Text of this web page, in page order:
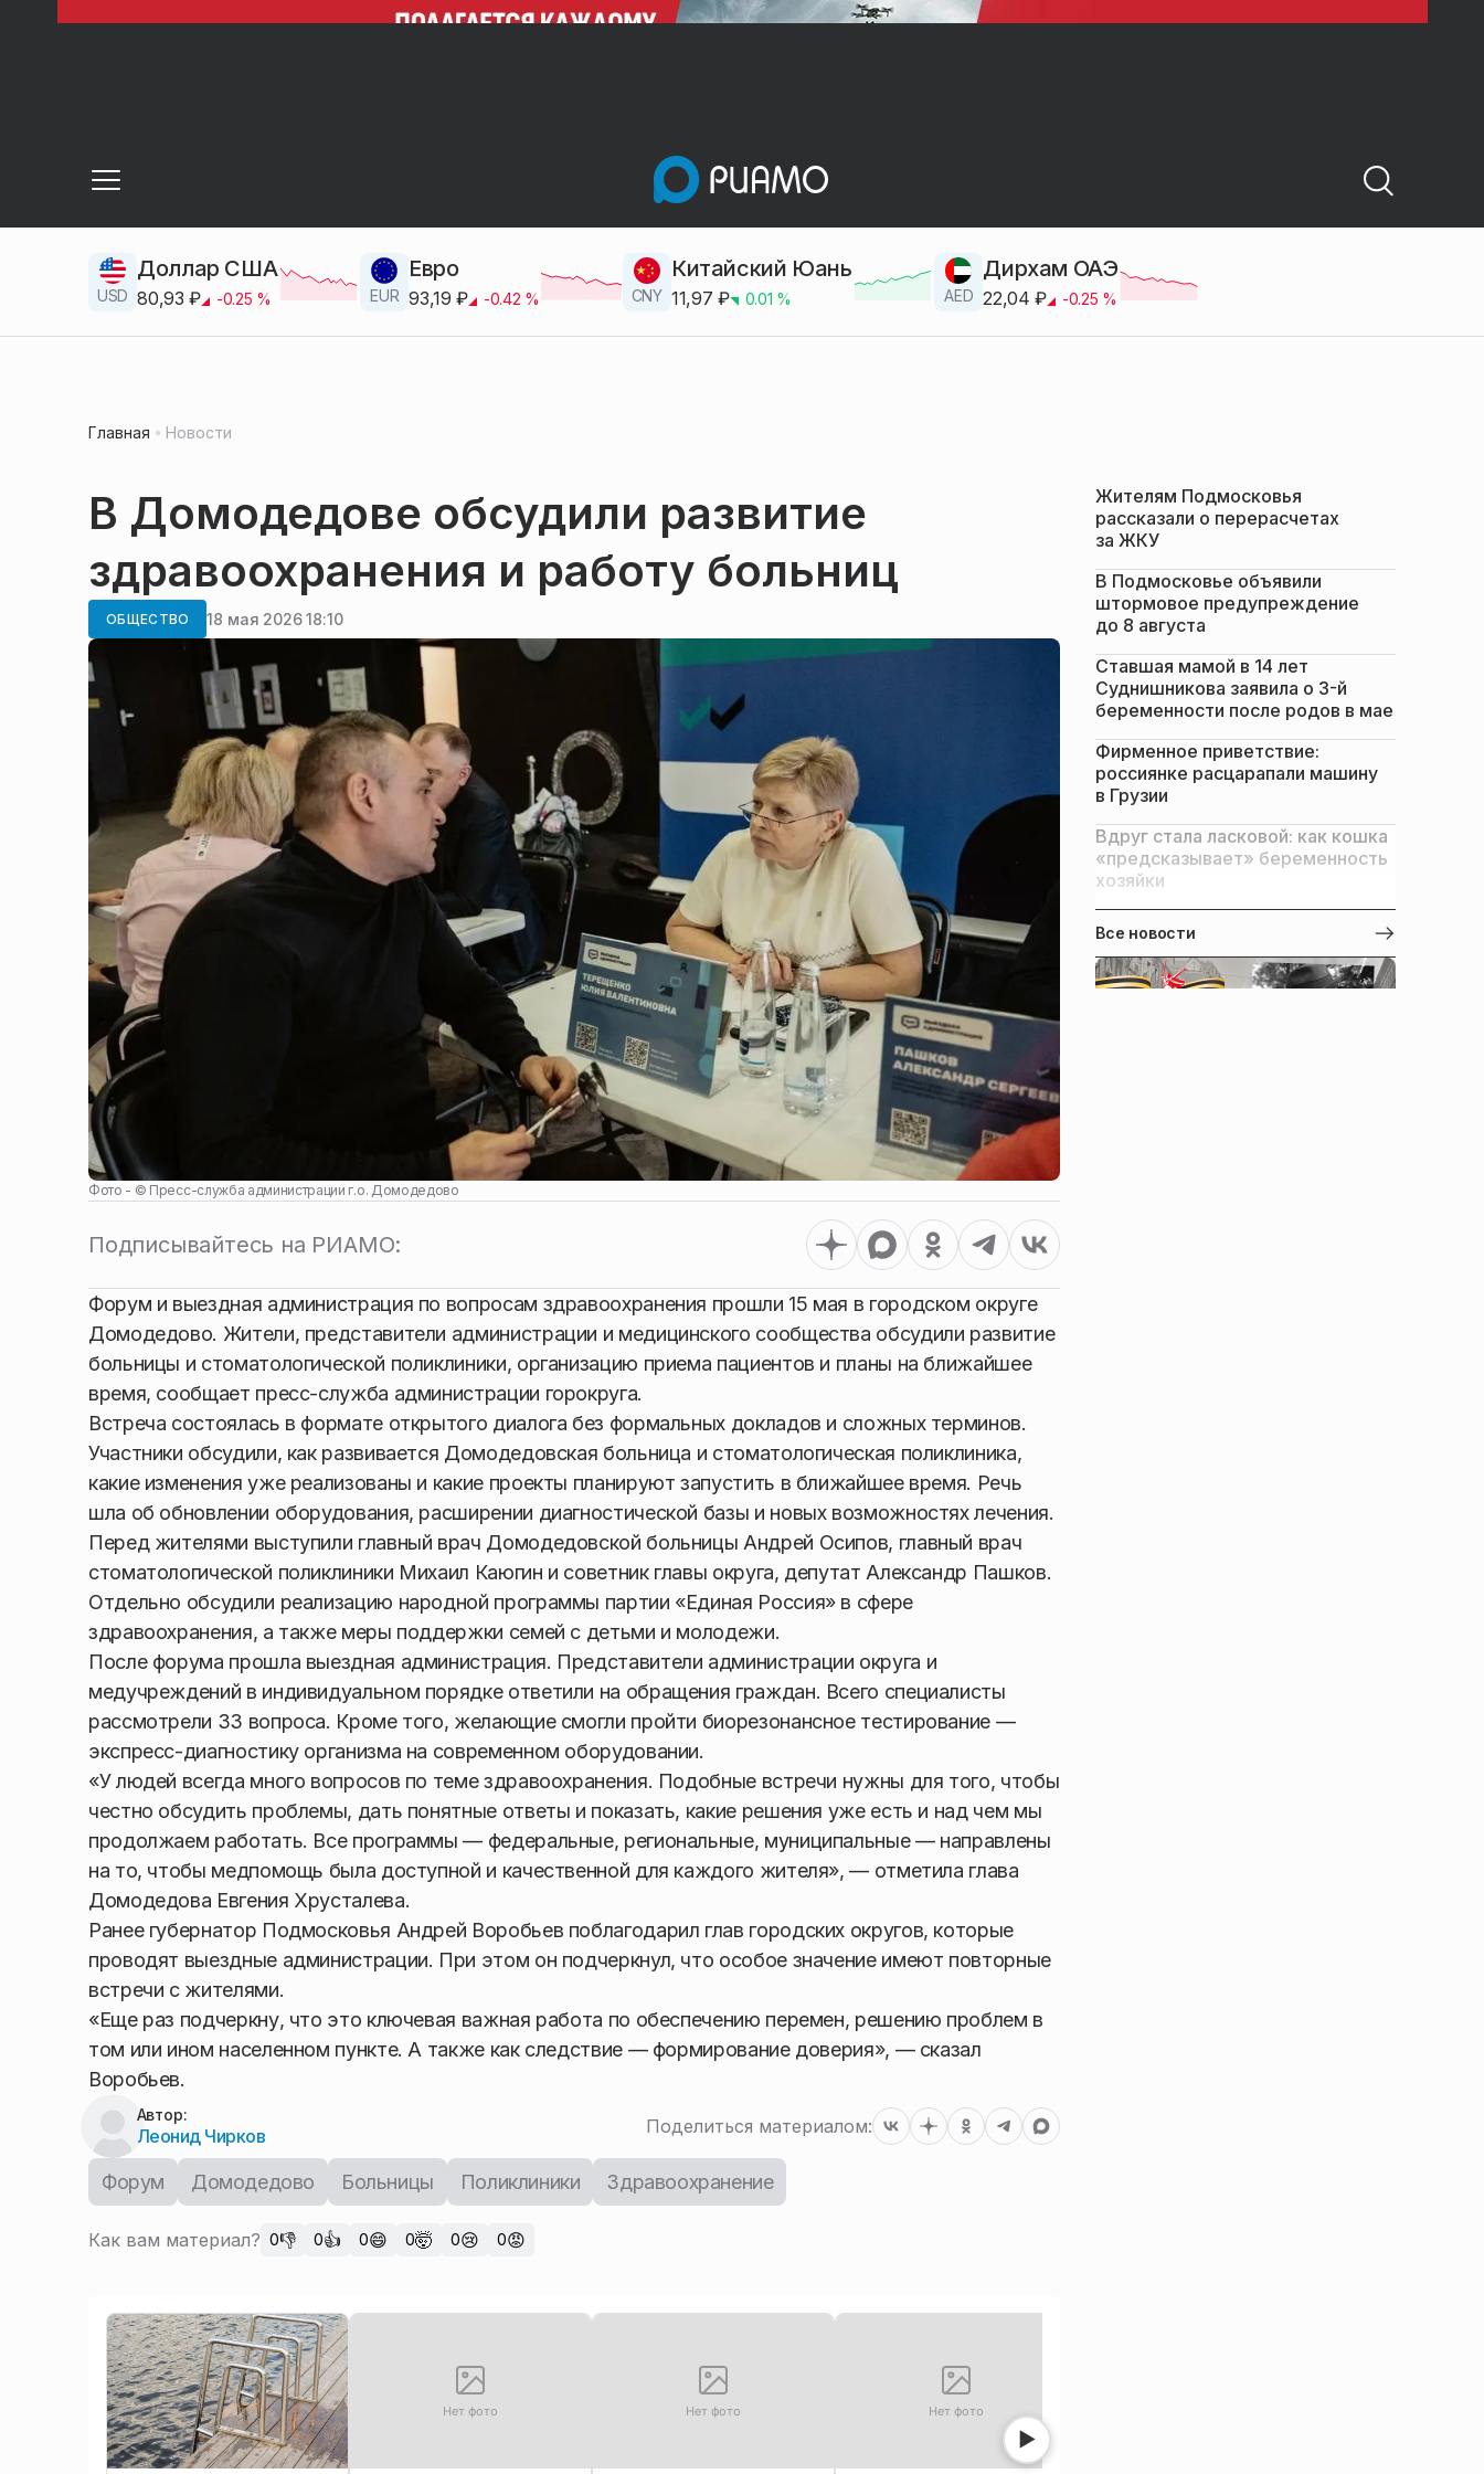
USD
Доллар США
80,93 ₽ -0.25 % EUR
Евро
93,19 ₽ -0.42 % CNY
Китайский Юань
11,97 ₽ 0.01 % AED
Дирхам ОАЭ
22,04 ₽ -0.25 %
Главная Новости
В Домодедове обсудили развитие
здравоохранения и работу больниц
ОБЩЕСТВО 18 мая 2026 18:10
Фото - © Пресс-служба администрации г.о. Домодедово
Подписывайтесь на РИАМО:
Форум и выездная администрация по вопросам здравоохранения прошли 15 мая в городском округе
Домодедово. Жители, представители администрации и медицинского сообщества обсудили развитие
больницы и стоматологической поликлиники, организацию приема пациентов и планы на ближайшее
время, сообщает пресс-служба администрации горокруга.
Встреча состоялась в формате открытого диалога без формальных докладов и сложных терминов.
Участники обсудили, как развивается Домодедовская больница и стоматологическая поликлиника,
какие изменения уже реализованы и какие проекты планируют запустить в ближайшее время. Речь
шла об обновлении оборудования, расширении диагностической базы и новых возможностях лечения.
Перед жителями выступили главный врач Домодедовской больницы Андрей Осипов, главный врач
стоматологической поликлиники Михаил Каюгин и советник главы округа, депутат Александр Пашков.
Отдельно обсудили реализацию народной программы партии «Единая Россия» в сфере
здравоохранения, а также меры поддержки семей с детьми и молодежи.
После форума прошла выездная администрация. Представители администрации округа и
медучреждений в индивидуальном порядке ответили на обращения граждан. Всего специалисты
рассмотрели 33 вопроса. Кроме того, желающие смогли пройти биорезонансное тестирование —
экспресс-диагностику организма на современном оборудовании.
«У людей всегда много вопросов по теме здравоохранения. Подобные встречи нужны для того, чтобы
честно обсудить проблемы, дать понятные ответы и показать, какие решения уже есть и над чем мы
продолжаем работать. Все программы — федеральные, региональные, муниципальные — направлены
на то, чтобы медпомощь была доступной и качественной для каждого жителя», — отметила глава
Домодедова Евгения Хрусталева.
Ранее губернатор Подмосковья Андрей Воробьев поблагодарил глав городских округов, которые
проводят выездные администрации. При этом он подчеркнул, что особое значение имеют повторные
встречи с жителями.
«Еще раз подчеркну, что это ключевая важная работа по обеспечению перемен, решению проблем в
том или ином населенном пункте. А также как следствие — формирование доверия», — сказал
Воробьев.
Автор:
Леонид Чирков Поделиться материалом:
Форум Домодедово Больницы Поликлиники Здравоохранение
Как вам материал? 0👎 0👍 0😄 0🤯 0😢 0😡
Нет фото Нет фото Нет фото
▶
Жителям Подмосковья
рассказали о перерасчетах
за ЖКУ
В Подмосковье объявили
штормовое предупреждение
до 8 августа
Ставшая мамой в 14 лет
Суднишникова заявила о 3-й
беременности после родов в мае
Фирменное приветствие:
россиянке расцарапали машину
в Грузии
Вдруг стала ласковой: как кошка
«предсказывает» беременность
хозяйки
Все новости